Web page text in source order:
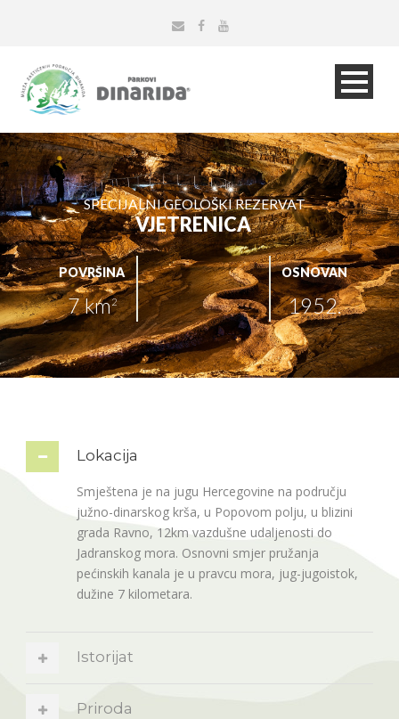
POVRŠINA
7 km2 1952.
OSNOVAN
VJETRENICA
SPECIJALNI GEOLOŠKI REZERVAT
Lokacija
Smještena je na jugu Hercegovine na području
južno-dinarskog krša, u Popovom polju, u blizini
grada Ravno, 12km vazdušne udaljenosti do
Jadranskog mora. Osnovni smjer pružanja
pećinskih kanala je u pravcu mora, jug-jugoistok,
dužine 7 kilometara.
Istorijat
Priroda